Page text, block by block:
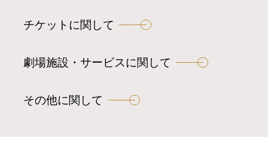
チケットに関して
劇場施設・サービスに関して
その他に関して